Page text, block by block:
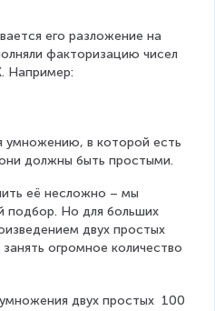
его разложение на
факторизацию чисел
Например:
умножению, в которой есть
должны быть простыми.
её несложно – мы
подбор. Но для больших
двух простых
огромное количество
двух простых 100